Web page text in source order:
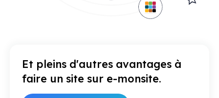
Et pleins d'autres avantages à
faire un site sur e-monsite.